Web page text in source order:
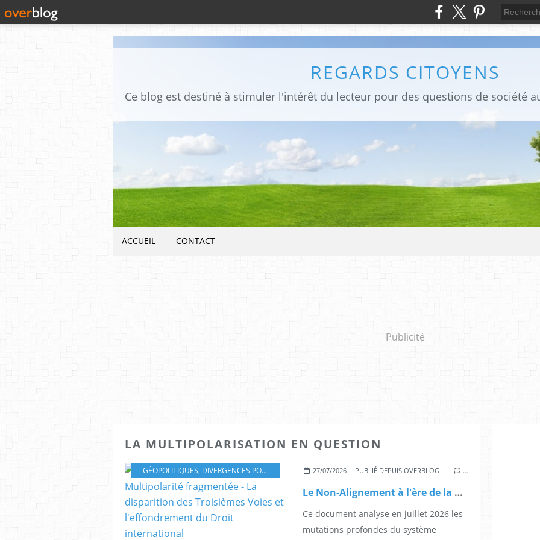
REGARDS CITOYENS
ACCUEIL CONTACT
Publicité
LA MULTIPOLARISATION EN QUESTION
GÉOPOLITIQUES, DIVERGENCES POLITIQUES ET GÉOPOLITIQUES ,LIRE ET COMPRENDRE UN MONDE EN MOUVEMENT
27/07/2026 PUBLIÉ DEPUIS OVERBLOG …
Le Non-Alignement à l'ère de la Multipolarité fragmentée - La disparition des Troisièmes Voies et l'effondrement du Droit international
Ce document analyse en juillet 2026 les
mutations profondes du système